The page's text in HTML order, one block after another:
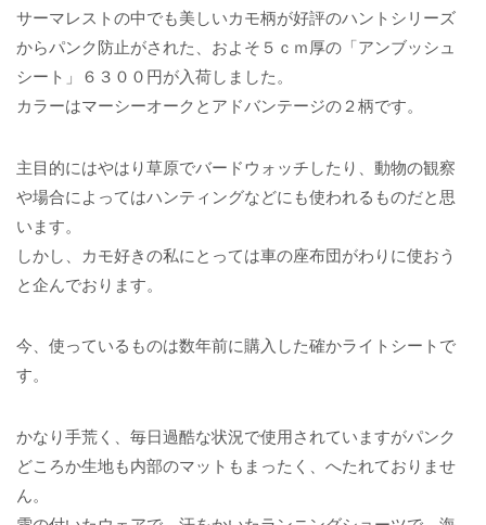
サーマレストの中でも美しいカモ柄が好評のハントシリーズ
からパンク防止がされた、およそ５ｃｍ厚の「アンブッシュ
シート」６３００円が入荷しました。
カラーはマーシーオークとアドバンテージの２柄です。
主目的にはやはり草原でバードウォッチしたり、動物の観察
や場合によってはハンティングなどにも使われるものだと思
います。
しかし、カモ好きの私にとっては車の座布団がわりに使おう
と企んでおります。
今、使っているものは数年前に購入した確かライトシートで
す。
かなり手荒く、毎日過酷な状況で使用されていますがパンク
どころか生地も内部のマットもまったく、へたれておりませ
ん。